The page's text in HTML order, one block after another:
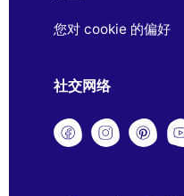
您对 cookie 的偏好
社交网络